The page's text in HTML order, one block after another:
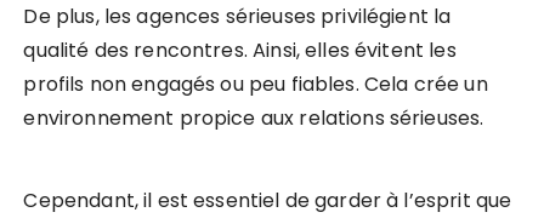
De plus, les agences sérieuses privilégient la
qualité des rencontres. Ainsi, elles évitent les
profils non engagés ou peu fiables. Cela crée un
environnement propice aux relations sérieuses.
Cependant, il est essentiel de garder à l’esprit que